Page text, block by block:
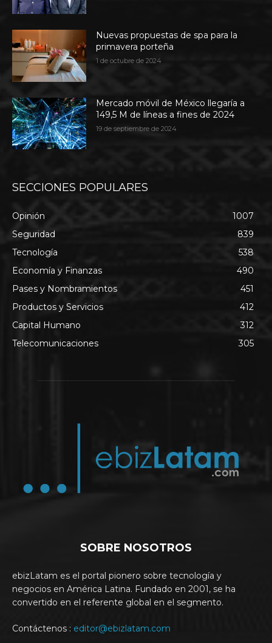
Nuevas propuestas de spa para la
primavera porteña
1 de octubre de 2024
Mercado móvil de México llegaría a
149,5 M de líneas a fines de 2024
19 de septiembre de 2024
SECCIONES POPULARES
Opinión
1007
Seguridad
839
Tecnología
538
Economía y Finanzas
490
Pases y Nombramientos
451
Productos y Servicios
412
Capital Humano
312
Telecomunicaciones
305
SOBRE NOSOTROS
ebizLatam es el portal pionero sobre tecnología y
negocios en América Latina. Fundado en 2001, se ha
convertido en el referente global en el segmento.
Contáctenos : editor@ebizlatam.com